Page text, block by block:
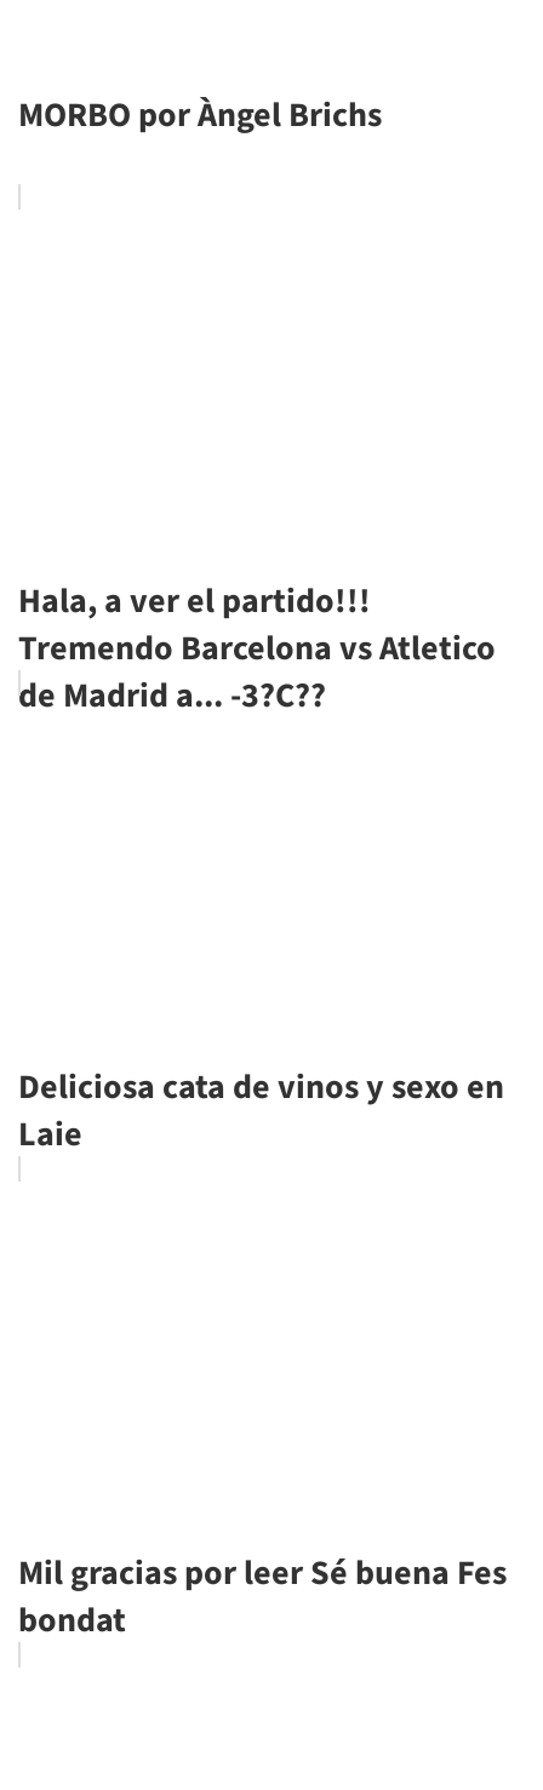
MORBO por Àngel Brichs
Hala, a ver el partido!!!
Tremendo Barcelona vs Atletico
de Madrid a... -3?C??
Deliciosa cata de vinos y sexo en
Laie
Mil gracias por leer Sé buena Fes
bondat